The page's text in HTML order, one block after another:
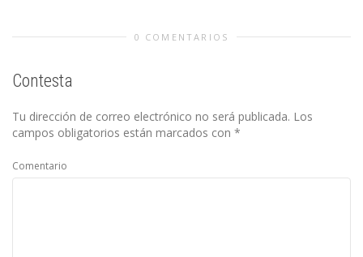
0 COMENTARIOS
Contesta
Tu dirección de correo electrónico no será publicada. Los
campos obligatorios están marcados con *
Comentario